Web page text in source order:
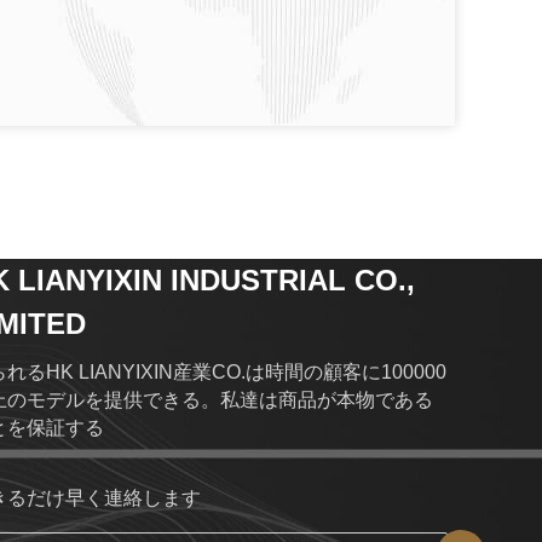
LIANYIXIN INDUSTRIAL CO.,
れるHK LIANYIXIN産業CO.は時間の顧客に100000
のモデルを提供できる。私達は商品が本物である
を保証する
るだけ早く連絡します